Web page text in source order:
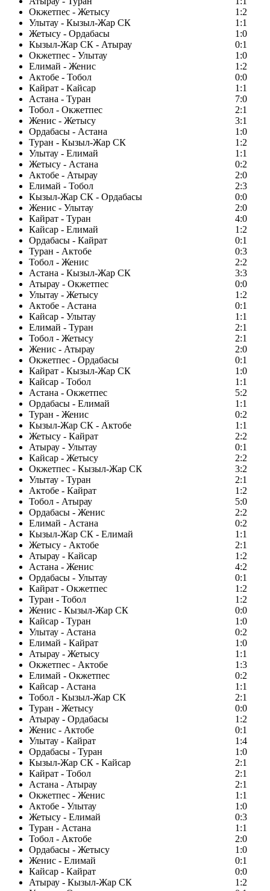
Окжетпес - Жетысу
1:2
Улытау - Кызыл-Жар СК
1:1
Жетысу - Ордабасы
1:0
Кызыл-Жар СК - Атырау
0:1
Окжетпес - Улытау
1:0
Елимай - Женис
1:2
Актобе - Тобол
0:0
Кайрат - Кайсар
1:1
Астана - Туран
7:0
Тобол - Окжетпес
2:1
Женис - Жетысу
3:1
Ордабасы - Астана
1:0
Туран - Кызыл-Жар СК
1:2
Улытау - Елимай
1:1
Жетысу - Астана
0:2
Актобе - Атырау
2:0
Елимай - Тобол
2:3
Кызыл-Жар СК - Ордабасы
0:0
Женис - Улытау
2:0
Кайрат - Туран
4:0
Кайсар - Елимай
1:2
Ордабасы - Кайрат
0:1
Туран - Актобе
0:3
Тобол - Женис
2:2
Астана - Кызыл-Жар СК
3:3
Атырау - Окжетпес
0:0
Улытау - Жетысу
1:2
Актобе - Астана
0:1
Кайсар - Улытау
1:1
Елимай - Туран
2:1
Тобол - Жетысу
2:1
Женис - Атырау
2:0
Окжетпес - Ордабасы
0:1
Кайрат - Кызыл-Жар СК
1:0
Кайсар - Тобол
1:1
Астана - Окжетпес
5:2
Ордабасы - Елимай
1:1
Туран - Женис
0:2
Кызыл-Жар СК - Актобе
1:1
Жетысу - Кайрат
2:2
Атырау - Улытау
0:1
Кайсар - Жетысу
2:2
Окжетпес - Кызыл-Жар СК
3:2
Улытау - Туран
2:1
Актобе - Кайрат
1:2
Тобол - Атырау
5:0
Ордабасы - Женис
2:2
Елимай - Астана
0:2
Кызыл-Жар СК - Елимай
1:1
Жетысу - Актобе
2:1
Атырау - Кайсар
1:2
Астана - Женис
4:2
Ордабасы - Улытау
0:1
Кайрат - Окжетпес
1:2
Туран - Тобол
1:2
Женис - Кызыл-Жар СК
0:0
Кайсар - Туран
1:0
Улытау - Астана
0:2
Елимай - Кайрат
1:0
Атырау - Жетысу
1:1
Окжетпес - Актобе
1:3
Елимай - Окжетпес
0:2
Кайсар - Астана
1:1
Тобол - Кызыл-Жар СК
2:1
Туран - Жетысу
0:0
Атырау - Ордабасы
1:2
Женис - Актобе
0:1
Улытау - Кайрат
1:4
Ордабасы - Туран
1:0
Кызыл-Жар СК - Кайсар
2:1
Кайрат - Тобол
2:1
Астана - Атырау
2:1
Окжетпес - Женис
1:1
Актобе - Улытау
1:0
Жетысу - Елимай
0:3
Туран - Астана
1:1
Тобол - Актобе
2:0
Ордабасы - Жетысу
1:0
Женис - Елимай
0:1
Кайсар - Кайрат
0:0
Атырау - Кызыл-Жар СК
1:2